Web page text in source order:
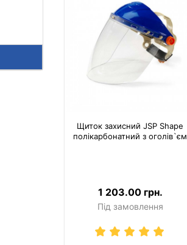
Щиток захисний JSP Shape
полікарбонатний з оголів`єм
1 203.00 грн.
Під замовлення